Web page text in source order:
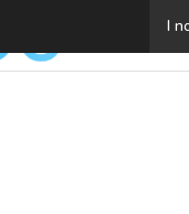
I
Rotexy, il